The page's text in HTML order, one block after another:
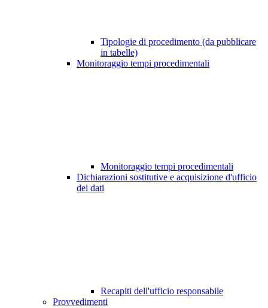
Tipologie di procedimento (da pubblicare
in tabelle)
Monitoraggio tempi procedimentali
Monitoraggio tempi procedimentali
Dichiarazioni sostitutive e acquisizione d'ufficio
dei dati
Recapiti dell'ufficio responsabile
Provvedimenti